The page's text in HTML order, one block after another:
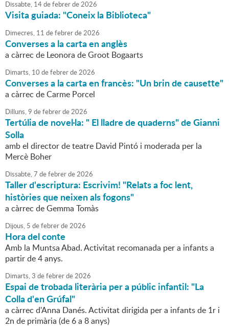
Dissabte, 14defebrerde2026
Visita guiada: "Coneix la Biblioteca"
Dimecres, 11 defebrerde2026
Converses a la carta en anglès
a càrrec de Leonora de Groot Bogaarts
Dimarts, 10 defebrerde2026
Converses a la carta en francès: "Un brin de causette"
a càrrec de Carme Porcel
Dilluns,9 defebrerde2026
Tertúlia de novel·la: " El lladre de quaderns" de Gianni
Solla
amb el director de teatre David Pintó i moderada per la
Mercè Boher
Dissabte,7 defebrerde2026
Taller d'escriptura: Escrivim! "Relats a foc lent,
històries que neixen als fogons"
a càrrec de Gemma Tomàs
Dijous, 5 defebrerde2026
Hora del conte
Amb la Muntsa Abad. Activitat recomanada per a infants a
partir de 4 anys.
Dimarts,3 defebrerde2026
Espai de trobada literària per a públic infantil: "La
Colla d'en Grúfal"
a càrrec d'Anna Danés. Activitat dirigida per a infants de 1r i
2n de primària (de 6 a 8 anys)